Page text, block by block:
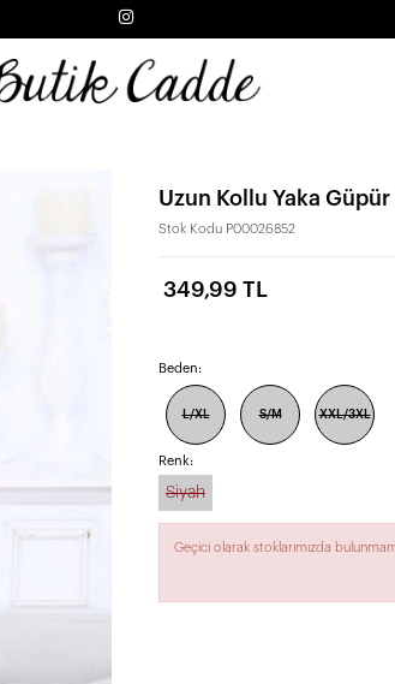
Uzun Kollu Yaka
Stok Kodu P00026852
349,99 TL
Beden:
L/XL S/M XXL/3XL
Renk:
Siyah
Geçici olarak stoklarımızda